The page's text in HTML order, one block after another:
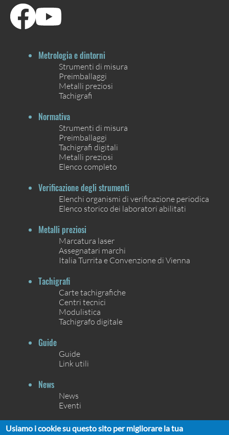
Metrologia e dintorni
Strumenti di misura
Preimballaggi
Metalli preziosi
Tachigrafi
Normativa
Strumenti di misura
Preimballaggi
Tachigrafi digitali
Metalli preziosi
Elenco completo
Verificazione degli strumenti
Elenchi organismi di verificazione periodica
Elenco storico dei laboratori abilitati
Metalli preziosi
Marcatura laser
Assegnatari marchi
Italia Turrita e Convenzione di Vienna
Tachigrafi
Carte tachigrafiche
Centri tecnici
Modulistica
Tachigrafo digitale
Guide
Guide
Link utili
News
News
Eventi
Contatti
Usiamo i cookie su questo sito per migliorare la tua